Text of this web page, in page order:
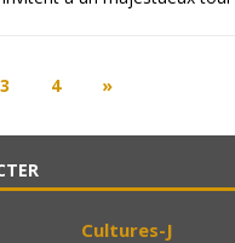
3 4 »
Cultures-J